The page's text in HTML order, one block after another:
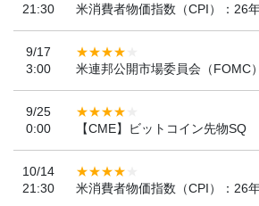
21:30
米消費者物価指数（CPI）：26
9/17
3:00
米連邦公開市場委員会（FOMC
9/25
0:00
【CME】ビットコイン先物SQ
10/14
21:30
米消費者物価指数（CPI）：26